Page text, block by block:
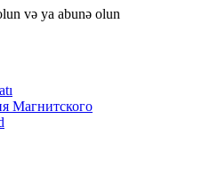
və ya abunə olun
Магнитского